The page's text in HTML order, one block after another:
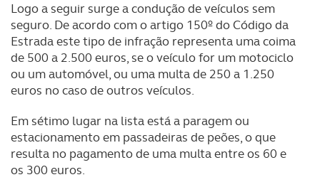
necessário no contexto dos serviços a prestar.
Realçamos que o bloqueio de certo tipo de Cookies e
tecnologias similares pode ter impacto na sua
experiência de navegação no Website e nos serviços
Consulte a política de cookies do site.
Logo a seguir surge a condução de veículos sem
seguro. De acordo com o artigo 150º do Código da
Estrada este tipo de infração representa uma coima
de 500 a 2.500 euros, se o veículo for um motociclo
ou um automóvel, ou uma multa de 250 a 1.250
euros no caso de outros veículos.
Em sétimo lugar na lista está a paragem ou
estacionamento em passadeiras de peões, o que
resulta no pagamento de uma multa entre os 60 e
os 300 euros.